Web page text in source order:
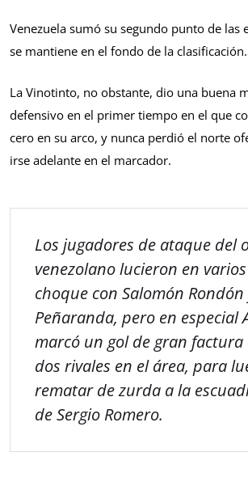
Venezuela sumó su segundo punto de las
se mantiene en el fondo de la clasificación.
La Vinotinto, no obstante, dio una buena
defensivo en el primer tiempo en el que
cero en su arco, y nunca perdió el norte
irse adelante en el marcador.
Los jugadores de ataque del
venezolano lucieron en
choque con Salomón
Peñaranda, pero en especial
marcó un gol de gran
dos rivales en el área, para
rematar de zurda a la
de Sergio Romero.